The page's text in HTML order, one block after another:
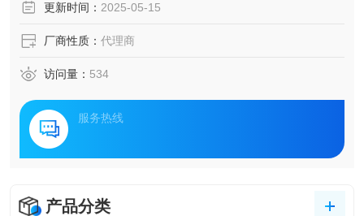
更新时间： 2025-05-15
厂商性质： 代理商
访问量： 534
服务热线
产品分类